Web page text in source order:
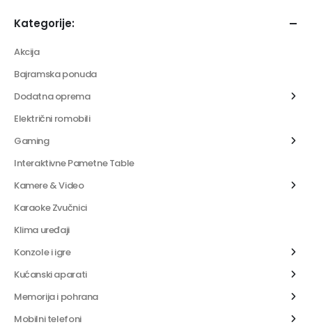
Kategorije:
Akcija
Bajramska ponuda
Dodatna oprema
Električni romobili
Gaming
Interaktivne Pametne Table
Kamere & Video
Karaoke Zvučnici
Klima uređaji
Konzole i igre
Kućanski aparati
Memorija i pohrana
Mobilni telefoni